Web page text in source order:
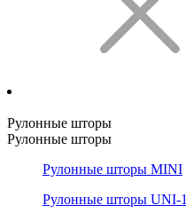
Рулонные шторы
Рулонные шторы
Рулонные шторы MINI
Рулонные шторы UNI-1